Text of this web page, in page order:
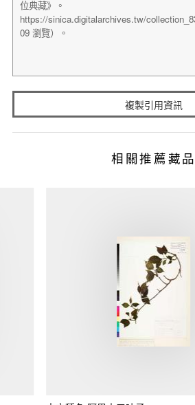
複製引用資訊
相關推薦藏品